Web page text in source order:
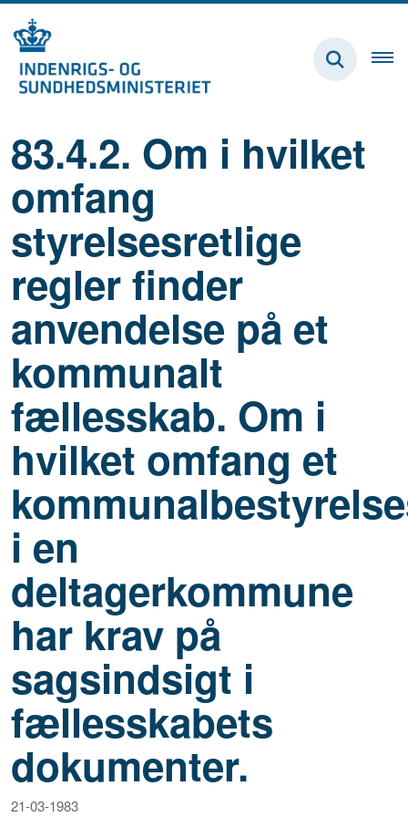
83.4.2. Om i hvilket
omfang
styrelsesretlige
regler finder
anvendelse på et
kommunalt
fællesskab. Om i
hvilket omfang et
i en
deltagerkommune
har krav på
sagsindsigt i
fællesskabets
dokumenter.
21-03-1983